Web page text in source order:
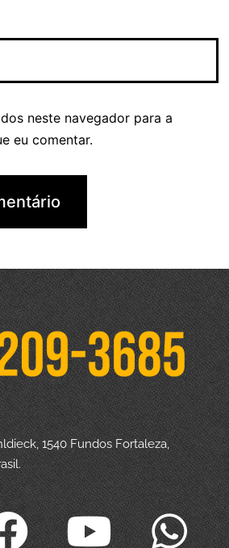
neste navegador para a
eu comentar.
1540 Fundos Fortaleza,